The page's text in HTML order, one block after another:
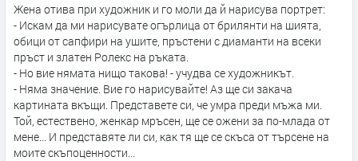
Жена отива при художник и го моли да й нарисува портрет:
- Искам да ми нарисувате огърлица от брилянти на шията,
обици от сапфири на ушите, пръстени с диаманти на всеки
пръст и златен Ролекс на ръката.
- Но вие нямата нищо такова! - учудва се художникът.
- Няма значение. Вие го нарисувайте! Аз ще си закача
картината вкъщи. Представете си, че умра преди мъжа ми.
Той, естествено, женкар мръсен, ще се ожени за по-млада от
мене... И представяте ли си, как тя ще се скъса от търсене на
моите скъпоценности...